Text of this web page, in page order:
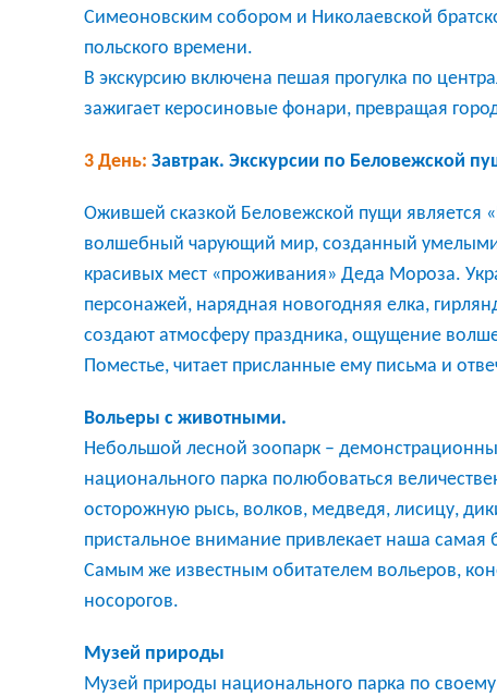
Симеоновским собором и Николаевской
польского времени.
В экскурсию включена пешая прогулка по
зажигает керосиновые фонари, превращая
3 День: Завтрак. Экскурсии по Беловежской
Ожившей сказкой Беловежской пущи является
волшебный чарующий мир, созданный умелыми
красивых мест «проживания» Деда Мороза.
персонажей, нарядная новогодняя елка,
создают атмосферу праздника, ощущение
Поместье, читает присланные ему письма и
Вольеры с животными.
Небольшой лесной зоопарк –
национального парка полюбоваться
осторожную рысь, волков, медведя, лисицу,
пристальное внимание привлекает наша
Самым же известным обитателем вольеров,
носорогов.
Музей природы
Музей природы национального парка по